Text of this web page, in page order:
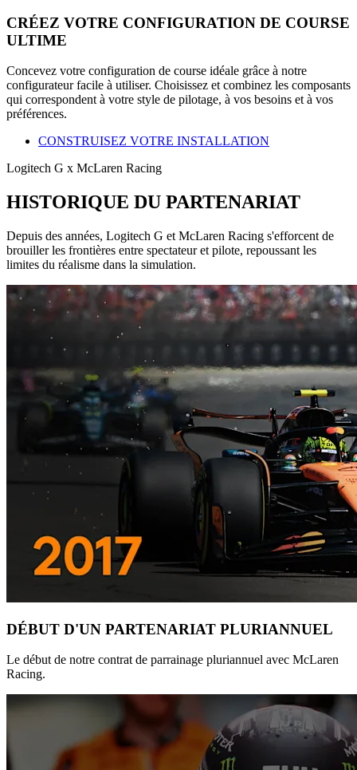
CRÉEZ VOTRE CONFIGURATION DE COURSE
ULTIME
Concevez votre configuration de course idéale grâce à notre
configurateur facile à utiliser. Choisissez et combinez les composants
qui correspondent à votre style de pilotage, à vos besoins et à vos
préférences.
CONSTRUISEZ VOTRE INSTALLATION
Logitech G x McLaren Racing
HISTORIQUE DU PARTENARIAT
Depuis des années, Logitech G et McLaren Racing s'efforcent de
brouiller les frontières entre spectateur et pilote, repoussant les
limites du réalisme dans la simulation.
DÉBUT D'UN PARTENARIAT PLURIANNUEL
Le début de notre contrat de parrainage pluriannuel avec McLaren
Racing.